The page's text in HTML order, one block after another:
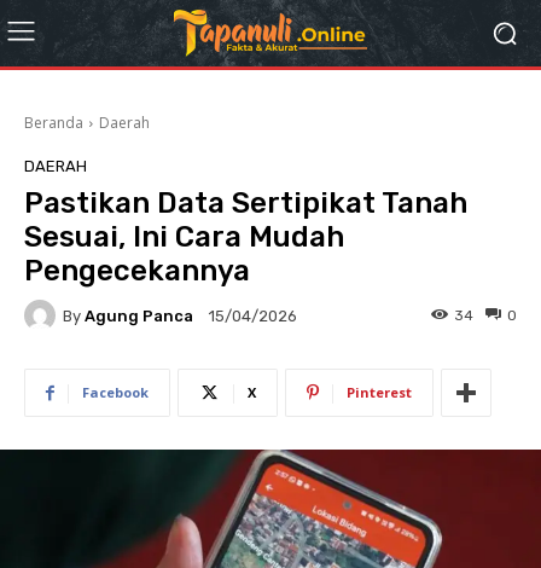
Beranda Daerah
DAERAH
Pastikan Data Sertipikat Tanah
Sesuai, Ini Cara Mudah
Pengecekannya
By Agung Panca 15/04/2026 0
34
Facebook X Pinterest